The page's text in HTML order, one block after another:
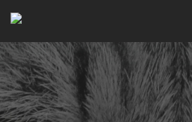
sisältöön